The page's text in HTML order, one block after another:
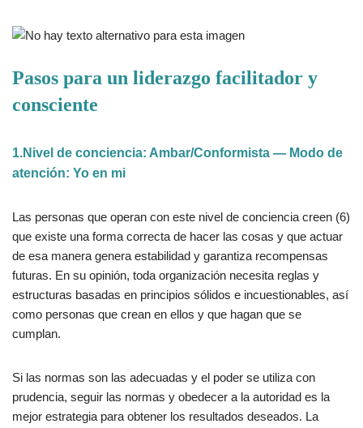
Pasos para un liderazgo facilitador y
consciente
1.Nivel de conciencia: Ambar/Conformista — Modo de
atención: Yo en mi
Las personas que operan con este nivel de conciencia creen (6)
que existe una forma correcta de hacer las cosas y que actuar
de esa manera genera estabilidad y garantiza recompensas
futuras. En su opinión, toda organización necesita reglas y
estructuras basadas en principios sólidos e incuestionables, así
como personas que crean en ellos y que hagan que se
cumplan.
Si las normas son las adecuadas y el poder se utiliza con
prudencia, seguir las normas y obedecer a la autoridad es la
mejor estrategia para obtener los resultados deseados. La